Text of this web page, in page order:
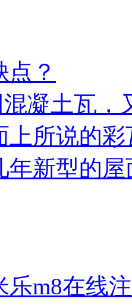
？
凝土瓦，
上所说的
年新型的
乐m8在线